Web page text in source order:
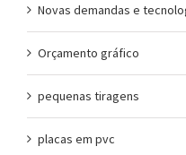
Novas demandas e
Orçamento gráfico
pequenas tiragens
placas em pvc